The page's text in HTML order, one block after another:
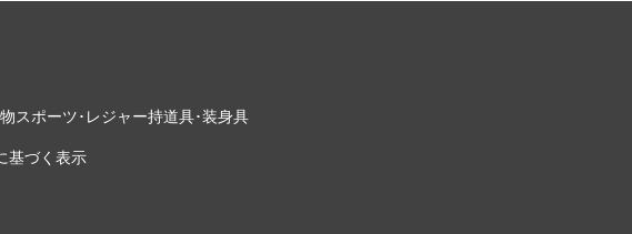
スポーツ･レジャー持道具･装身具
基づく表示